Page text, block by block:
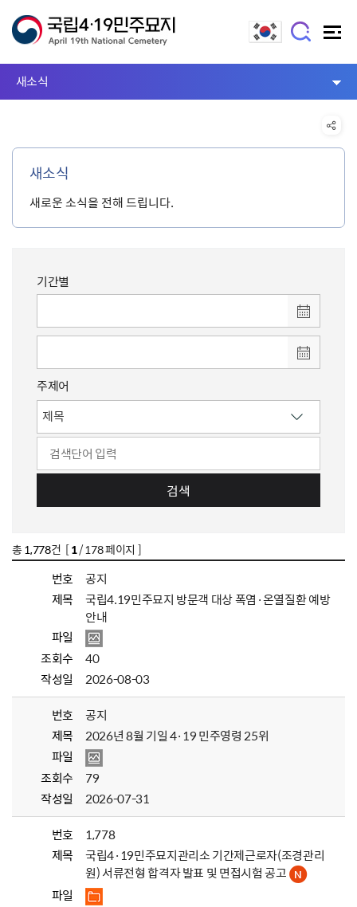
새소식
새소식
새로운 소식을 전해 드립니다.
기간별
주제어
검색
총 1,778건 [1/ 178 페이지 ]
번호
공지
제목
국립4.19민주묘지 방문객 대상 폭염·온열질환 예방
안내
파일
조회수
40
작성일
2026-08-03
번호
공지
제목
2026년 8월 기일 4·19 민주영령 25위
파일
조회수
79
작성일
2026-07-31
번호
1,778
제목
국립4·19민주묘지관리소 기간제근로자(조경관리
원) 서류전형 합격자 발표 및 면접시험 공고
파일